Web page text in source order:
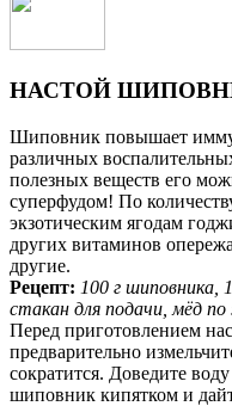
НАСТОЙ
Шиповник повышает
различных
полезных веществ его
суперфудом! По
экзотическим ягодам
других витаминов
другие.
Рецепт: 100 г шиповника,
стакан для подачи, мёд
Перед приготовлением
предварительно
сократится. Доведите
шиповник кипятком и